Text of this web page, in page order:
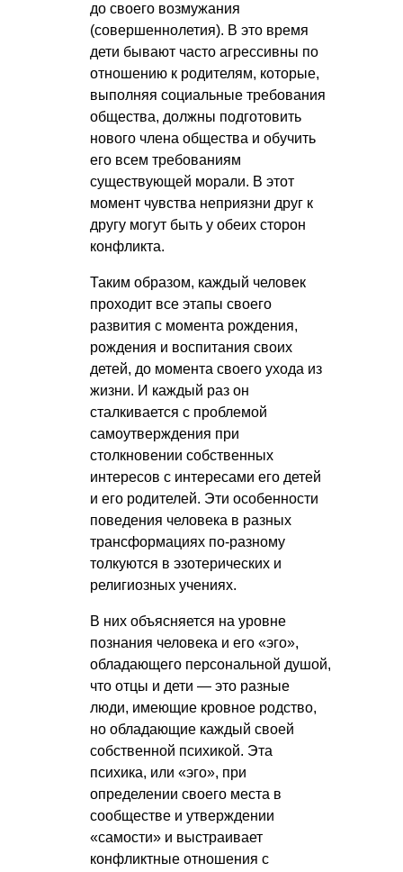
до своего возмужания
(совершеннолетия). В это время
дети бывают часто агрессивны по
отношению к родителям, которые,
выполняя социальные требования
общества, должны подготовить
нового члена общества и обучить
его всем требованиям
существующей морали. В этот
момент чувства неприязни друг к
другу могут быть у обеих сторон
конфликта.
Таким образом, каждый человек
проходит все этапы своего
развития с момента рождения,
рождения и воспитания своих
детей, до момента своего ухода из
жизни. И каждый раз он
сталкивается с проблемой
самоутверждения при
столкновении собственных
интересов с интересами его детей
и его родителей. Эти особенности
поведения человека в разных
трансформациях по-разному
толкуются в эзотерических и
религиозных учениях.
В них объясняется на уровне
познания человека и его «эго»,
обладающего персональной душой,
что отцы и дети — это разные
люди, имеющие кровное родство,
но обладающие каждый своей
собственной психикой. Эта
психика, или «эго», при
определении своего места в
сообществе и утверждении
«самости» и выстраивает
конфликтные отношения с